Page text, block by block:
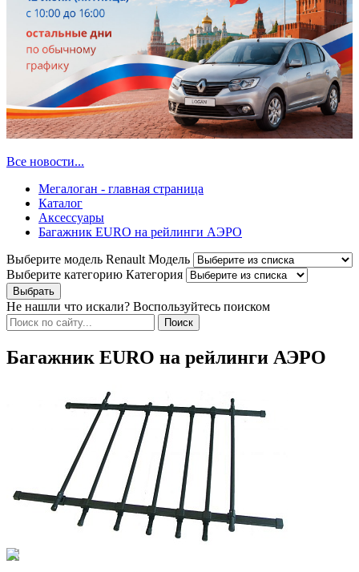
Все новости...
Мегалоган - главная страница
Каталог
Аксессуары
Багажник EURO на рейлинги АЭРО
Выберите модель Renault Модель
Выберите категорию Категория
Не нашли что искали? Воспользуйтесь поиском
Багажник EURO на рейлинги АЭРО